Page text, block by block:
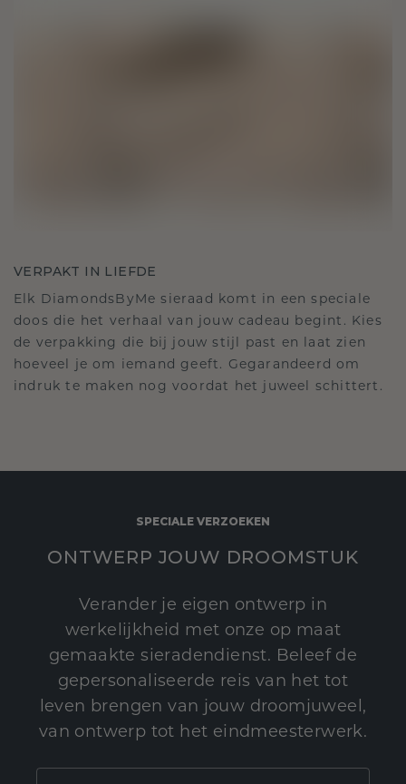
VERPAKT IN LIEFDE
Elk DiamondsByMe sieraad komt in een speciale
doos die het verhaal van jouw cadeau begint. Kies
de verpakking die bij jouw stijl past en laat zien
hoeveel je om iemand geeft. Gegarandeerd om
indruk te maken nog voordat het juweel schittert.
SPECIALE VERZOEKEN
ONTWERP JOUW DROOMSTUK
Verander je eigen ontwerp in
werkelijkheid met onze op maat
gemaakte sieradendienst. Beleef de
gepersonaliseerde reis van het tot
leven brengen van jouw droomjuweel,
van ontwerp tot het eindmeesterwerk.